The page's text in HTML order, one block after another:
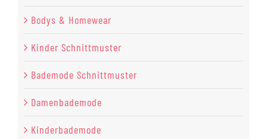
Bodys & Homewear
Kinder Schnittmuster
Bademode Schnittmuster
Damenbademode
Kinderbademode